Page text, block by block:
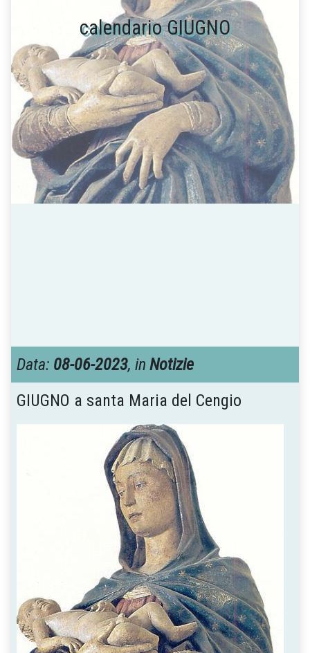
calendario GIUGNO
Data: 08-06-2023, in Notizie
GIUGNO a santa Maria del Cengio